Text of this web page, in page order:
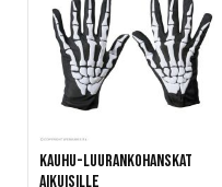
Kauhu-luurankohanskat
aikuisille